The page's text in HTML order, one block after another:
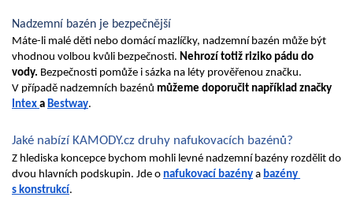
Nadzemní bazén je bezpečnější
Máte-li malé děti nebo domácí mazlíčky, nadzemní bazén může být
vhodnou volbou kvůli bezpečnosti. Nehrozí totiž riziko pádu do
vody. Bezpečnosti pomůže i sázka na léty prověřenou značku.
V případě nadzemních bazénů
Intex a Bestway.
Jaké nabízí KAMODY.cz druhy nafukovacích bazénů?
Z hlediska koncepce bychom mohli levné nadzemní bazény rozdělit do
dvou hlavních podskupin. Jde o nafukovací bazény a bazény
s konstrukcí.